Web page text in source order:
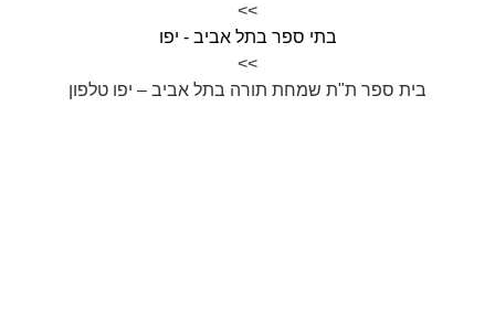
>>
בתי ספר בתל אביב - יפו
>>
בית ספר ת"ת שמחת תורה בתל אביב – יפו טלפון